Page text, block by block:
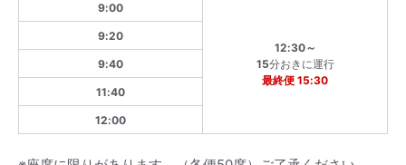
9:00
12:30～
15分おきに運行
最終便 15:30
9:20
9:40
11:40
12:00